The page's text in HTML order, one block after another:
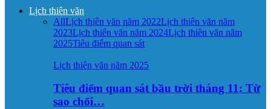
Lịch thiên văn
AllLịch thiên văn năm 2022Lịch thiên văn năm
2023Lịch thiên văn năm 2024Lịch thiên văn năm
2025Tiêu điểm quan sát
Lịch thiên văn năm 2025
Tiêu điểm quan sát bầu trời tháng 11: Từ
sao chổi…